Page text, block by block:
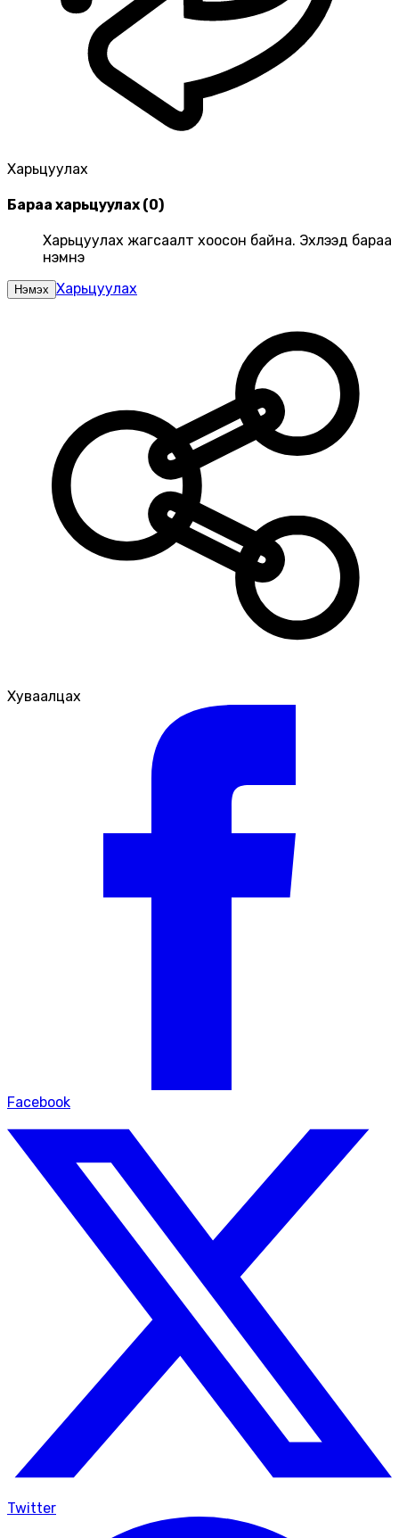
Харьцуулах
Бараа харьцуулах (0)
Харьцуулах жагсаалт хоосон байна. Эхлээд бараа
нэмнэ үү
Нэмэх Харьцуулах
Хуваалцах
Facebook
Twitter